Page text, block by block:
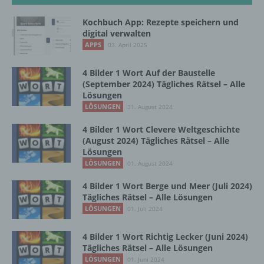
Kochbuch App: Rezepte speichern und
digital verwalten
APPS 03. April 2025
4 Bilder 1 Wort Auf der Baustelle
(September 2024) Tägliches Rätsel – Alle
Lösungen
LÖSUNGEN 31. August 2024
4 Bilder 1 Wort Clevere Weltgeschichte
(August 2024) Tägliches Rätsel – Alle
Lösungen
LÖSUNGEN 01. August 2024
4 Bilder 1 Wort Berge und Meer (Juli 2024)
Tägliches Rätsel – Alle Lösungen
LÖSUNGEN 01. Juli 2024
4 Bilder 1 Wort Richtig Lecker (Juni 2024)
Tägliches Rätsel – Alle Lösungen
LÖSUNGEN 01. Juni 2024
Zusammenhang mit personenbezogenen
Daten wie das Erheben, das Erfassen, die
Organisation, das Ordnen, die Speicherung,
Auslesen, das Abfragen, die Verwendung,
die Offenlegung durch Übermittlung,
Verbreitung oder eine andere Form der
Bereitstellung, den Abgleich oder die
Löschen oder die Vernichtung.
d) Einschränkung der Verarbeitung
Einschränkung der Verarbeitung ist die
Markierung gespeicherter
personenbezogener Daten mit dem Ziel, ihre
künftige Verarbeitung einzuschränken.